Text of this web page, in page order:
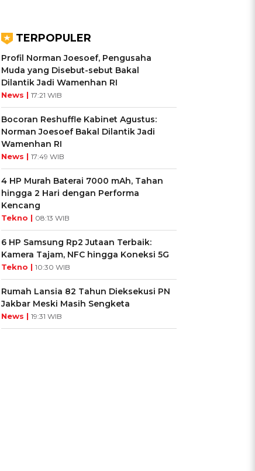
TERPOPULER
Profil Norman Joesoef, Pengusaha
Muda yang Disebut-sebut Bakal
Dilantik Jadi Wamenhan RI
News | 17:21 WIB
Bocoran Reshuffle Kabinet Agustus:
Norman Joesoef Bakal Dilantik Jadi
Wamenhan RI
News | 17:49 WIB
4 HP Murah Baterai 7000 mAh, Tahan
hingga 2 Hari dengan Performa
Kencang
Tekno | 08:13 WIB
6 HP Samsung Rp2 Jutaan Terbaik:
Kamera Tajam, NFC hingga Koneksi 5G
Tekno | 10:30 WIB
Rumah Lansia 82 Tahun Dieksekusi PN
Jakbar Meski Masih Sengketa
News | 19:31 WIB